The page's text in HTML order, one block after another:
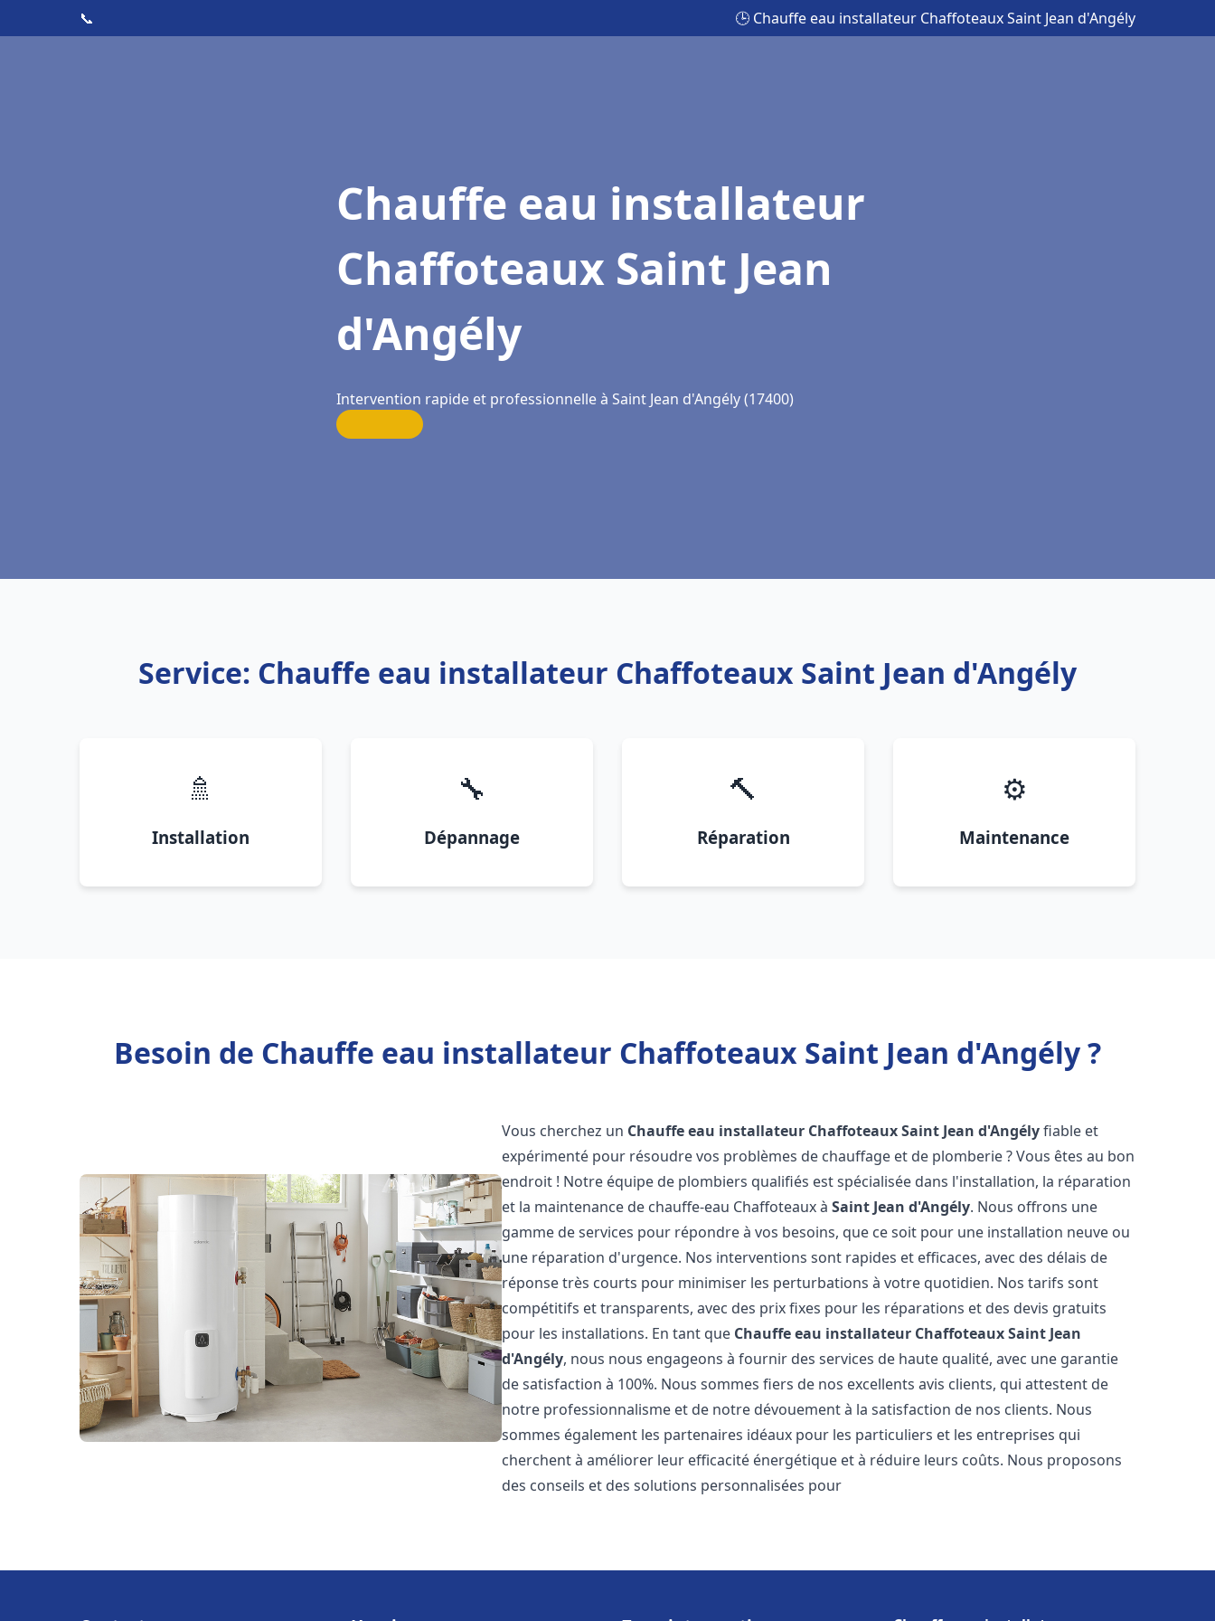
📞 🕒 Chauffe eau installateur Chaffoteaux Saint Jean d'Angély
Chauffe eau installateur
Chaffoteaux Saint Jean
d'Angély
Intervention rapide et professionnelle à Saint Jean d'Angély (17400)
Service: Chauffe eau installateur Chaffoteaux Saint Jean d'Angély
🚿
Installation
🔧
Dépannage
🔨
Réparation
⚙️
Maintenance
Besoin de Chauffe eau installateur Chaffoteaux Saint Jean d'Angély ?
Vous cherchez un Chauffe eau installateur ChaffoteauxSaint Jean d'Angélyfiable et
expérimenté pour résoudre vos problèmes de chauffage et de plomberie ? Vous êtes au bon
endroit ! Notre équipe de plombiers qualifiés est spécialisée dans l'installation, la réparation
et la maintenance de chauffe-eau Chaffoteaux àSaint Jean d'Angély. Nous offrons une
gamme de services pour répondre à vos besoins, que ce soit pour une installation neuve ou
une réparation d'urgence. Nos interventions sont rapides et efficaces, avec des délais de
réponse très courts pour minimiser les perturbations à votre quotidien. Nos tarifs sont
compétitifs et transparents, avec des prix fixes pour les réparations et des devis gratuits
pour les installations. En tant que Chauffe eau installateur ChaffoteauxSaint Jean
d'Angély, nous nous engageons à fournir des services de haute qualité, avec une garantie
de satisfaction à 100%. Nous sommes fiers de nos excellents avis clients, qui attestent de
notre professionnalisme et de notre dévouement à la satisfaction de nos clients. Nous
sommes également les partenaires idéaux pour les particuliers et les entreprises qui
cherchent à améliorer leur efficacité énergétique et à réduire leurs coûts. Nous proposons
des conseils et des solutions personnalisées pour